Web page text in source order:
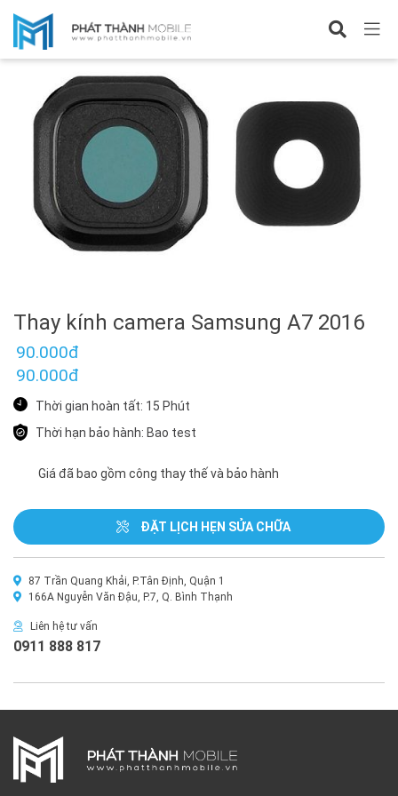
Sửa Samsung A7 2016
Thay kính camera Samsung A7 2016
90.000đ
90.000đ
Thời gian hoàn tất: 15 Phút
Thời hạn bảo hành: Bao test
Giá đã bao gồm công thay thế và bảo hành
ĐẶT LỊCH HẸN SỬA CHỮA
87 Trần Quang Khải, P.Tân Định, Quận 1
166A Nguyễn Văn Đậu, P.7, Q. Bình Thạnh
Liên hệ tư vấn
0911 888 817